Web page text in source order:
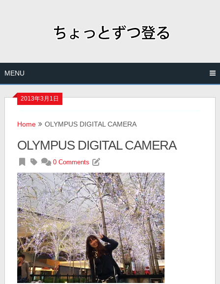
MENU
2013年3月1日
Home OLYMPUS DIGITAL CAMERA
OLYMPUS DIGITAL CAMERA
0 Comments